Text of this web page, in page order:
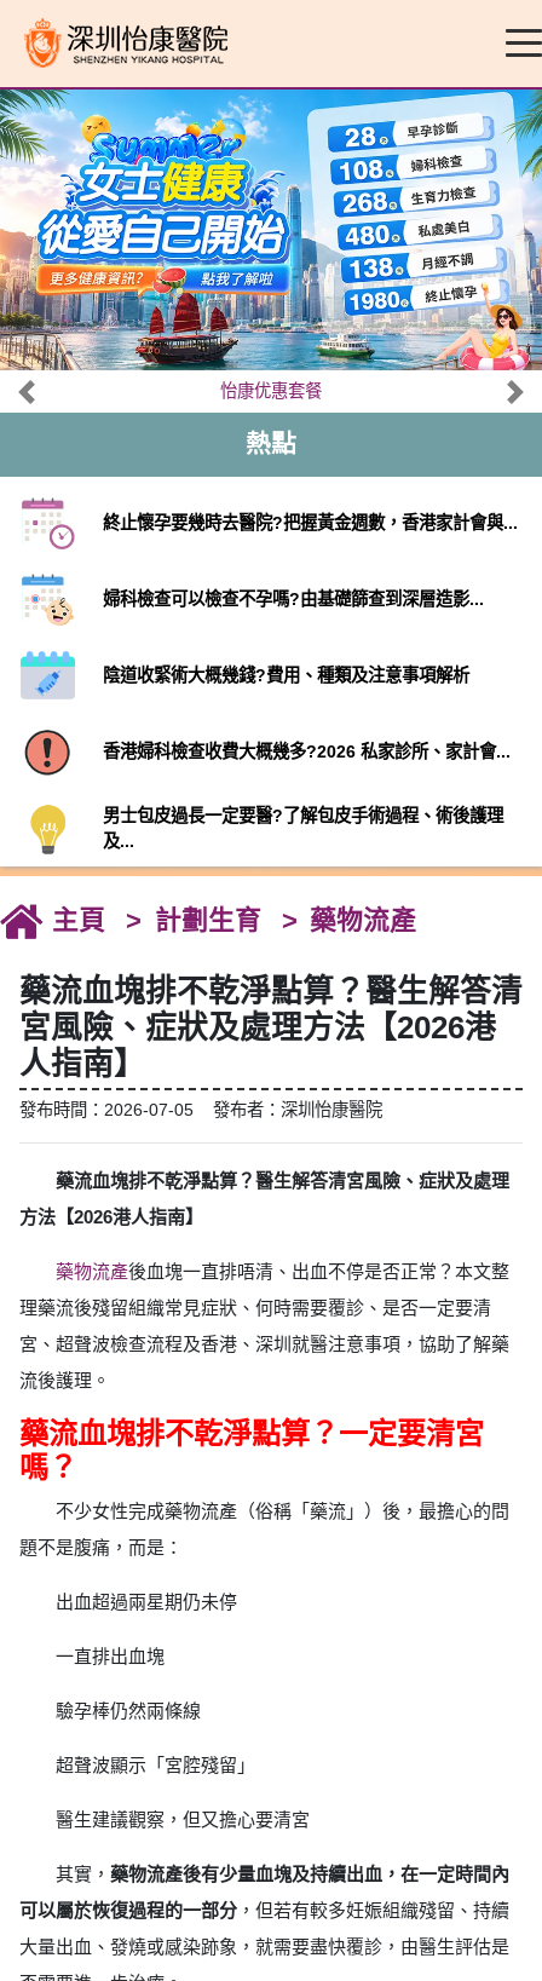
怡康优惠套餐
熱點
終止懷孕要幾時去醫院?把握黃金週數，香港家計會與...
婦科檢查可以檢查不孕嗎?由基礎篩查到深層造影...
陰道收緊術大概幾錢?費用、種類及注意事項解析
香港婦科檢查收費大概幾多?2026 私家診所、家計會...
男士包皮過長一定要醫?了解包皮手術過程、術後護理
及...
主頁 計劃生育 藥物流產
藥流血塊排不乾淨點算？醫生解答清
宮風險、症狀及處理方法【2026港
人指南】
發布時間：2026-07-05 發布者：深圳怡康醫院
藥流血塊排不乾淨點算？醫生解答清宮風險、症狀及處理
方法【2026港人指南】
藥物流產後血塊一直排唔清、出血不停是否正常？本文整
理藥流後殘留組織常見症狀、何時需要覆診、是否一定要清
宮、超聲波檢查流程及香港、深圳就醫注意事項，協助了解藥
流後護理。
藥流血塊排不乾淨點算？一定要清宮
嗎？
不少女性完成藥物流產（俗稱「藥流」）後，最擔心的問
題不是腹痛，而是：
出血超過兩星期仍未停
一直排出血塊
驗孕棒仍然兩條線
超聲波顯示「宮腔殘留」
醫生建議觀察，但又擔心要清宮
其實， 藥物流產後有少量血塊及持續出血，在一定時間內
可以屬於恢復過程的一部分 ，但若有較多妊娠組織殘留、持續
大量出血、發燒或感染跡象，就需要盡快覆診，由醫生評估是